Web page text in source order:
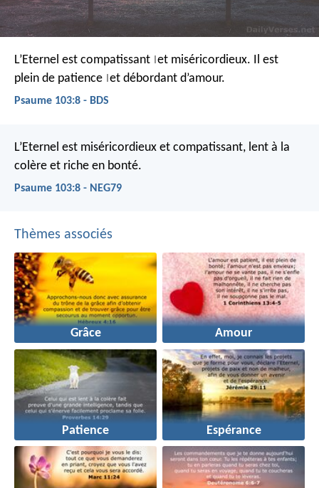
L’Eternel est compatissant et miséricordieux. Il est
plein de patience et débordant d’amour.
Psaume 103:8 - BDS
L’Eternel est miséricordieux et compatissant, lent à la
colère et riche en bonté.
Psaume 103:8 - NEG79
Thèmes associés
Grâce Amour
Patience Espérance